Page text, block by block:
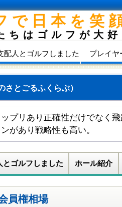
で日本を笑
ちはゴルフが大好
配人とゴルフしました プレイヤ
さとごるふくらぶ）
プリあり正確性だけでなく
があり戦略性も高い。
とゴルフしました ホール紹介
員権相場